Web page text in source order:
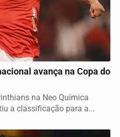
avança na Copa do
na Neo Química
a classificação para a...